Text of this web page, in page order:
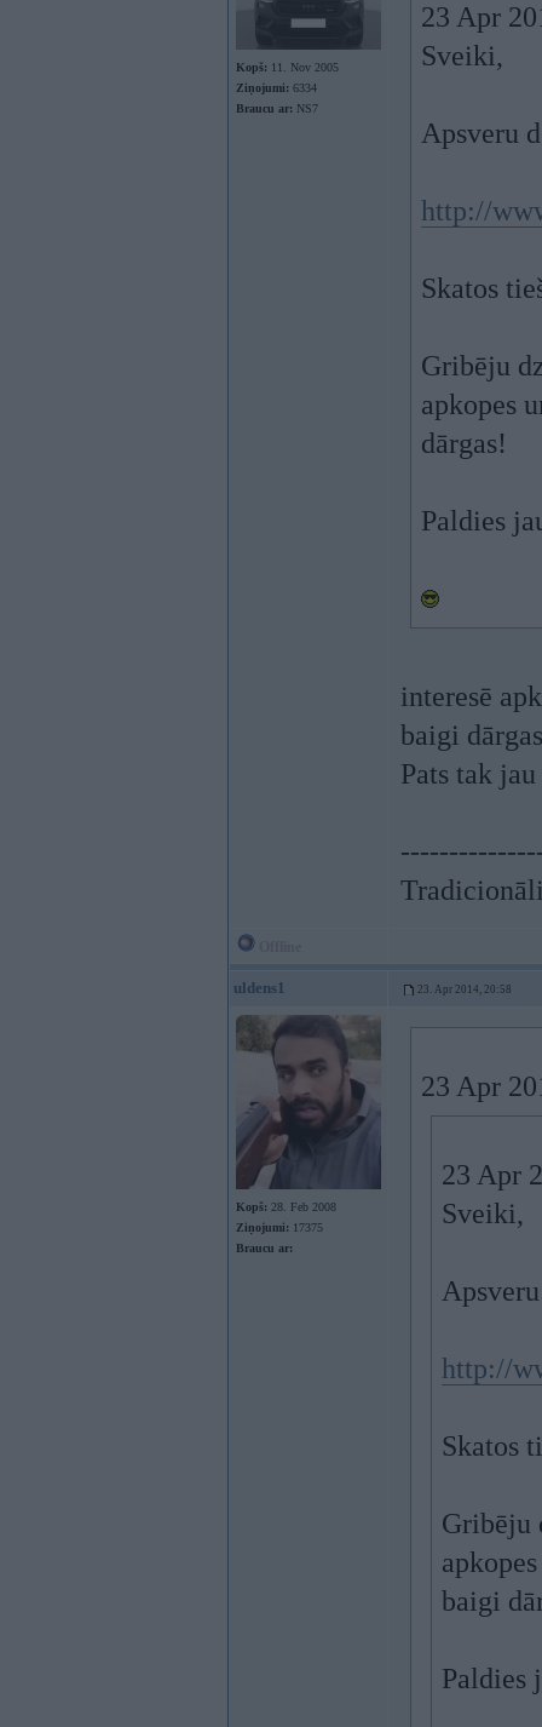
Kopš: 11. Nov 2005
Ziņojumi: 6334
Braucu ar: NS7
23 Apr
Sveiki,
Apsveru
http://
Skatos
Gribēju
apkopes
dārgas!
Paldies
interesē
baigi
Pats tak
uldens1 23. Apr 2014, 20:58
Kopš: 28. Feb 2008
Ziņojumi: 17375
Braucu ar:
23 Apr
23 Apr
Sveiki,
http://
Skatos
Gribēju
baigi
Paldies